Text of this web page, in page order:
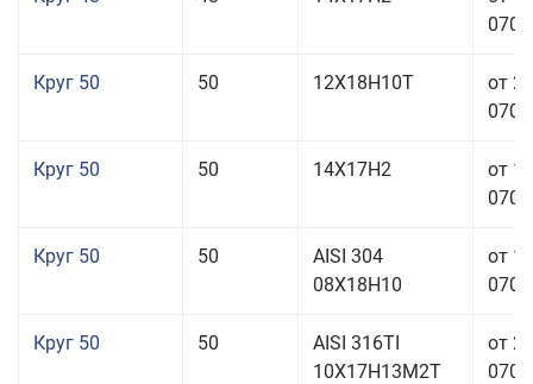
Круг 50 50 12Х18Н10Т
от
Круг 50 50 14Х17Н2
от
Круг 50 50
AISI 304
08Х18Н10
от
Круг 50 50
AISI 316TI
10Х17Н13М2Т
от